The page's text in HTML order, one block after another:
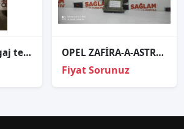
opel corsa c bagaj tesisatı OPEL ZAFİRA-A-ASTRA-G 99-05 FAR KONTROL MODULÜ OEM; 2446234
Fiyat Sorunuz